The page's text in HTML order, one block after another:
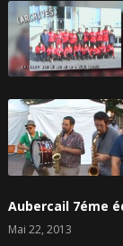
Aubercail 7éme
Mai 22, 2013